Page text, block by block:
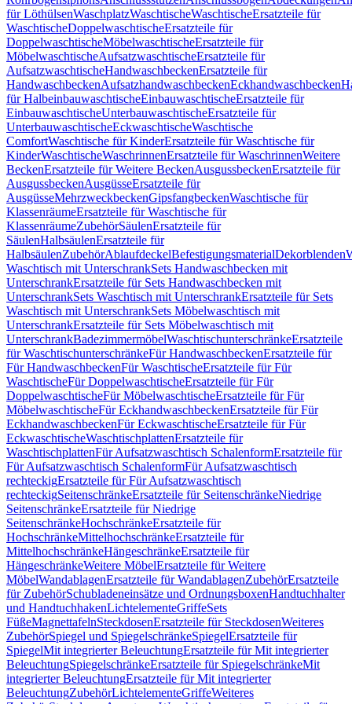
für LöthülsenWaschplatzWaschtischeWaschtischeErsatzteile für
WaschtischeDoppelwaschtischeErsatzteile für
DoppelwaschtischeMöbelwaschtischeErsatzteile für
MöbelwaschtischeAufsatzwaschtischeErsatzteile für
AufsatzwaschtischeHandwaschbeckenErsatzteile für
HandwaschbeckenAufsatzhandwaschbeckenEckhandwaschbecken
für HalbeinbauwaschtischeEinbauwaschtischeErsatzteile für
EinbauwaschtischeUnterbauwaschtischeErsatzteile für
UnterbauwaschtischeEckwaschtischeWaschtische
ComfortWaschtische für KinderErsatzteile für Waschtische für
KinderWaschtischeWaschrinnenErsatzteile für WaschrinnenWeitere
BeckenErsatzteile für Weitere BeckenAusgussbeckenErsatzteile für
AusgussbeckenAusgüsseErsatzteile für
AusgüsseMehrzweckbeckenGipsfangbeckenWaschtische für
KlassenräumeErsatzteile für Waschtische für
KlassenräumeZubehörSäulenErsatzteile für
SäulenHalbsäulenErsatzteile für
HalbsäulenZubehörAblaufdeckelBefestigungsmaterialDekorblenden
Waschtisch mit UnterschrankSets Handwaschbecken mit
UnterschrankErsatzteile für Sets Handwaschbecken mit
UnterschrankSets Waschtisch mit UnterschrankErsatzteile für Sets
Waschtisch mit UnterschrankSets Möbelwaschtisch mit
UnterschrankErsatzteile für Sets Möbelwaschtisch mit
UnterschrankBadezimmermöbelWaschtischunterschränkeErsatzteile
für WaschtischunterschränkeFür HandwaschbeckenErsatzteile für
Für HandwaschbeckenFür WaschtischeErsatzteile für Für
WaschtischeFür DoppelwaschtischeErsatzteile für Für
DoppelwaschtischeFür MöbelwaschtischeErsatzteile für Für
MöbelwaschtischeFür EckhandwaschbeckenErsatzteile für Für
EckhandwaschbeckenFür EckwaschtischeErsatzteile für Für
EckwaschtischeWaschtischplattenErsatzteile für
WaschtischplattenFür Aufsatzwaschtisch SchalenformErsatzteile für
Für Aufsatzwaschtisch SchalenformFür Aufsatzwaschtisch
rechteckigErsatzteile für Für Aufsatzwaschtisch
rechteckigSeitenschränkeErsatzteile für SeitenschränkeNiedrige
SeitenschränkeErsatzteile für Niedrige
SeitenschränkeHochschränkeErsatzteile für
HochschränkeMittelhochschränkeErsatzteile für
MittelhochschränkeHängeschränkeErsatzteile für
HängeschränkeWeitere MöbelErsatzteile für Weitere
MöbelWandablagenErsatzteile für WandablagenZubehörErsatzteile
für ZubehörSchubladeneinsätze und OrdnungsboxenHandtuchhalter
und HandtuchhakenLichtelementeGriffeSets
FüßeMagnettafelnSteckdosenErsatzteile für SteckdosenWeiteres
ZubehörSpiegel und SpiegelschränkeSpiegelErsatzteile für
SpiegelMit integrierter BeleuchtungErsatzteile für Mit integrierter
BeleuchtungSpiegelschränkeErsatzteile für SpiegelschränkeMit
integrierter BeleuchtungErsatzteile für Mit integrierter
BeleuchtungZubehörLichtelementeGriffeWeiteres